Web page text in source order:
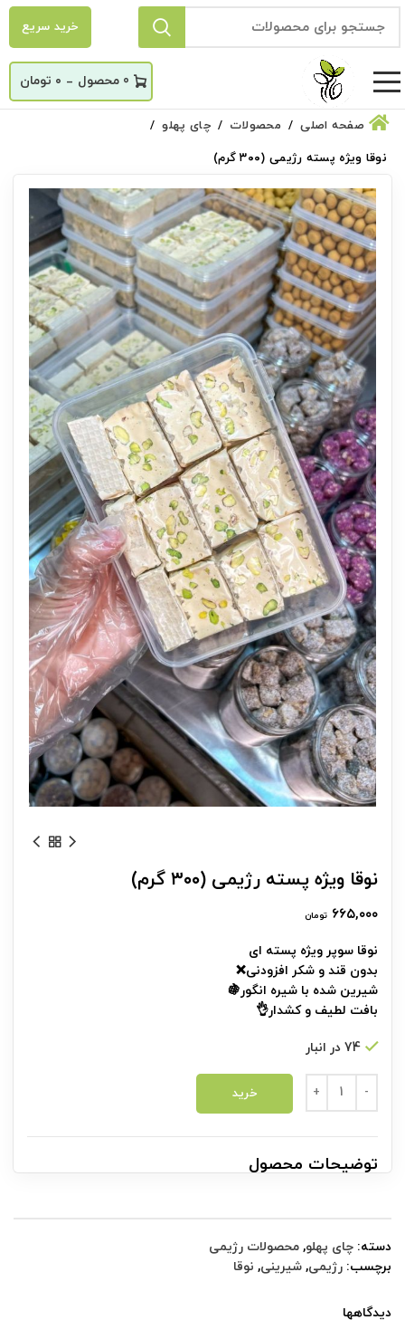
خرید سریع
0
_ ۰ تومان
صفحه اصلی محصولات
چای پهلو
نوقا ویژه پسته رژیمی (۳۰۰ گرم)
نوقا ویژه پسته رژیمی (۳۰۰ گرم)
۶۶۵,۰۰۰ تومان
نوقا سوپر ویژه پسته ای
بدون قند و شکر افزودنی❌
شیرین شده با شیره انگور🍇
بافت لطیف و کشدار👌
74 در انبار
نوقا ویژه پسته رژیمی (۳۰۰ گرم) عدد
خرید
توضیحات محصول
دسته: چای پهلو, محصولات رژیمی
برچسب: رژیمی, شیرینی, نوقا
دیدگاهها